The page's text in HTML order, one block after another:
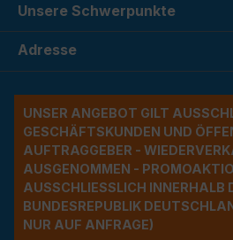
Unsere Schwerpunkte
Adresse
UNSER ANGEBOT GILT
ESCHÄFTSKUNDEN UND
UFTRAGGEBER -
USGENOMMEN -
USSCHLIESSLICH INNERHALB
NDESREPUBLIK DEUTSCHLAND
R AUF ANFRAGE)